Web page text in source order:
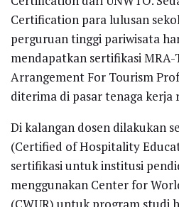
Certification para lulusan
perguruan tinggi pariwisata
mendapatkan sertifikasi
Arrangement For Tourism
diterima di pasar tenaga kerja
Di kalangan dosen dilakukan
(Certified of Hospitality
sertifikasi untuk institusi
menggunakan Center for